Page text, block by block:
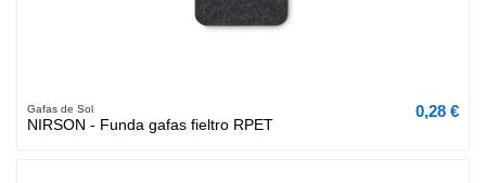
Gafas de Sol
NIRSON - Funda gafas fieltro RPET
0,28 €